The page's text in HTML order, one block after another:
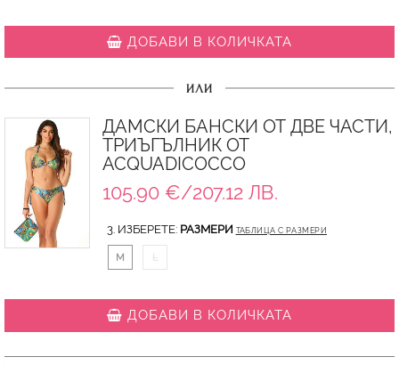
ДОБАВИ В КОЛИЧКАТА
ИЛИ
ДАМСКИ БАНСКИ ОТ ДВЕ ЧАСТИ,
ТРИЪГЪЛНИК ОТ
ACQUADICOCCO
105.90 €/207.12 ЛВ.
3. ИЗБЕРЕТЕ: РАЗМЕРИ ТАБЛИЦА С РАЗМЕРИ
M L
ДОБАВИ В КОЛИЧКАТА